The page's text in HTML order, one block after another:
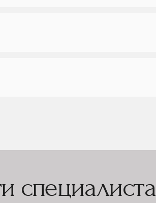
специалиста